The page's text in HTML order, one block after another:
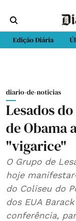
Edição Diária
diario-de-noticias
Lesados
de Obama
"vigarice"
O Grupo de
hoje
do Coliseu do
dos EUA
conferência,